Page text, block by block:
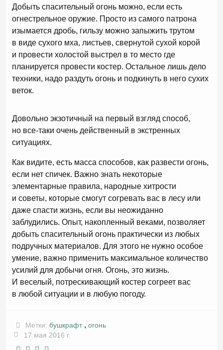
Добыть спасительный огонь можно, если есть
огнестрельное оружие. Просто из самого патрона
изымается дробь, гильзу можно запыжить трутом
в виде сухого мха, листьев, свернутой сухой корой
и провести холостой выстрел в то место где
планируется провести костер. Остальное лишь дело
техники, надо раздуть огонь и подкинуть в него сухих
веток.
Довольно экзотичный на первый взгляд способ,
но все-таки очень действенный в экстренных
ситуациях.
Как видите, есть масса способов, как развести огонь,
если нет спичек. Важно знать некоторые
элементарные правила, народные хитрости
и советы, которые смогут согревать вас в лесу или
даже спасти жизнь, если вы неожиданно
заблудились. Опыт, накопленный веками, позволяет
добыть спасительный огонь практически из любых
подручных материалов. Для этого не нужно особое
умение, важно применить максимальное количество
усилий для добычи огня. Огонь, это жизнь.
И веселый, потрескивающий костер согреет вас
в любой ситуации и в любую погоду.
Метки: бушкрафт, огонь
17 мая 2016 г.